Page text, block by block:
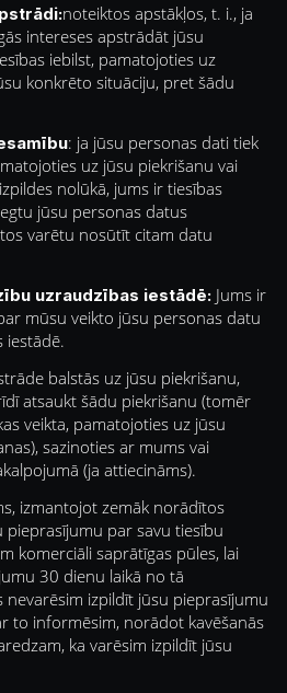
noteiktos apstākļos, t. i., ja
intereses apstrādāt jūsu
iebilst, pamatojoties uz
konkrēto situāciju, pret šādu
: ja jūsu personas dati tiek
uz jūsu piekrišanu vai
nolūkā, jums ir tiesības
jūsu personas datus
varētu nosūtīt citam datu
uzraudzības iestādē: Jums ir
mūsu veikto jūsu personas datu
iestādē.
balstās uz jūsu piekrišanu,
atsaukt šādu piekrišanu (tomēr
veikta, pamatojoties uz jūsu
sazinoties ar mums vai
(ja attiecināms).
izmantojot zemāk norādītos
pieprasījumu par savu tiesību
komerciāli saprātīgas pūles, lai
30 dienu laikā no tā
nevarēsim izpildīt jūsu pieprasījumu
to informēsim, norādot kavēšanās
ka varēsim izpildīt jūsu